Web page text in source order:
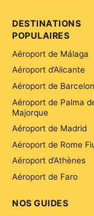
DESTINATIONS
POPULAIRES
Aéroport de Málaga
Aéroport d’Alicante
Aéroport de
Aéroport de Palma
Majorque
Aéroport de Madrid
Aéroport de Rome
Aéroport d’Athènes
Aéroport de Faro
NOS GUIDES